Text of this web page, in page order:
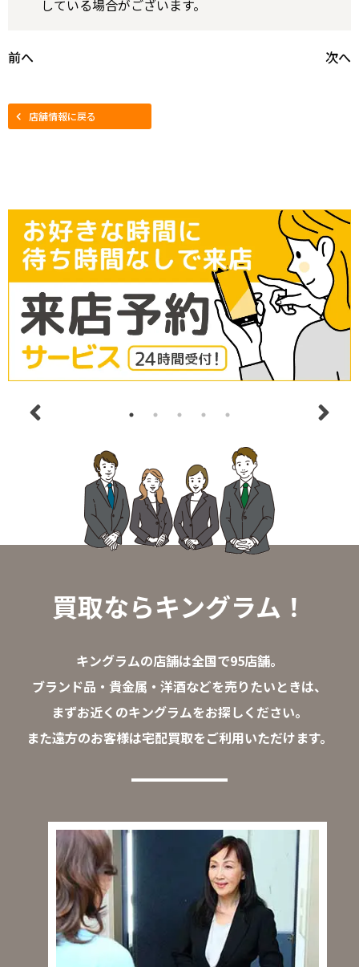
している場合がございます。
前へ 次へ
店舗情報に戻る
買取ならキングラム！
キングラムの店舗は全国で95店舗。
ブランド品・貴金属・洋酒などを売りたいときは、
まずお近くのキングラムをお探しください。
また遠方のお客様は宅配買取をご利用いただけます。